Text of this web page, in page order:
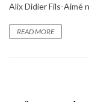
Alix Didier Fils-Aimé
READ MORE